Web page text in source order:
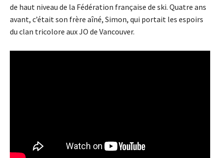
de haut niveau de la Fédération française de ski. Quatre ans
avant, c’était son frère aîné, Simon, qui portait les espoirs
du clan tricolore aux JO de Vancouver.